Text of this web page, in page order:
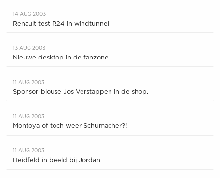
14 AUG 2003
Renault test R24 in windtunnel
13 AUG 2003
Nieuwe desktop in de fanzone.
11 AUG 2003
Sponsor-blouse Jos Verstappen in de shop.
11 AUG 2003
Montoya of toch weer Schumacher?!
11 AUG 2003
Heidfeld in beeld bij Jordan